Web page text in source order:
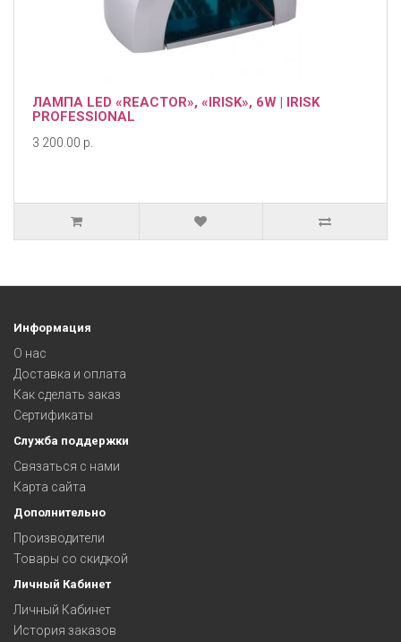
ЛАМПА LED «REACTOR», «IRISK», 6W | IRISK
PROFESSIONAL
3 200.00 р.
Информация
О нас
Доставка и оплата
Как сделать заказ
Сертификаты
Служба поддержки
Связаться с нами
Карта сайта
Дополнительно
Производители
Товары со скидкой
Личный Кабинет
Личный Кабинет
История заказов